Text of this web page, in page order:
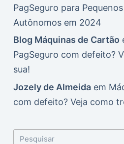
PagSeguro para
Autônomos em 2024
Blog Máquinas de Cartão
PagSeguro com defeito?
sua!
Jozely de Almeidaem
com defeito? Veja como